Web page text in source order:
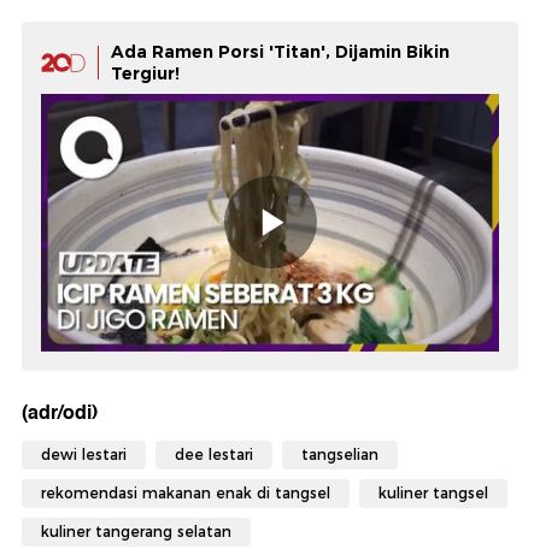
Ada Ramen Porsi 'Titan', Dijamin Bikin
Tergiur!
(adr/odi)
dewi lestari dee lestari tangselian
rekomendasi makanan enak di tangsel kuliner tangsel
kuliner tangerang selatan